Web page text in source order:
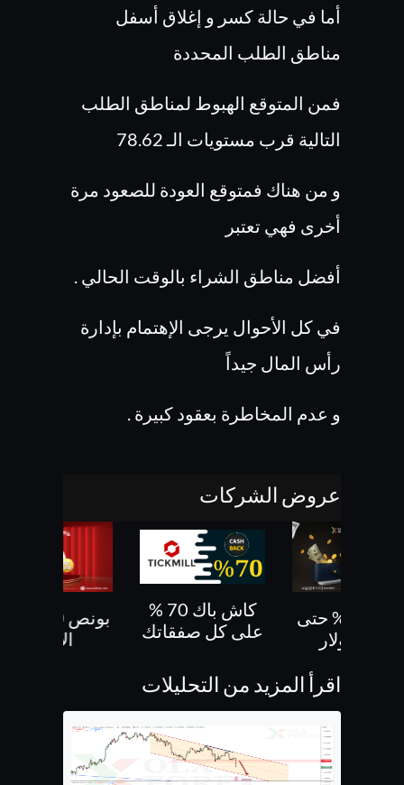
أما في حالة كسر و إغلاق أسفل
مناطق الطلب المحددة
فمن المتوقع الهبوط لمناطق الطلب
التالية قرب مستويات الـ 78.62
و من هناك فمتوقع العودة للصعود مرة
أخرى فهي تعتبر
أفضل مناطق الشراء بالوقت الحالي .
في كل الأحوال يرجى الإهتمام بإدارة
رأس المال جيداً
و عدم المخاطرة بعقود كبيرة .
عروض الشركات
بونص 30% حتى
كاش باك 70 %
على كل صفقاتك
الايداع
اقرأ المزيد من التحليلات